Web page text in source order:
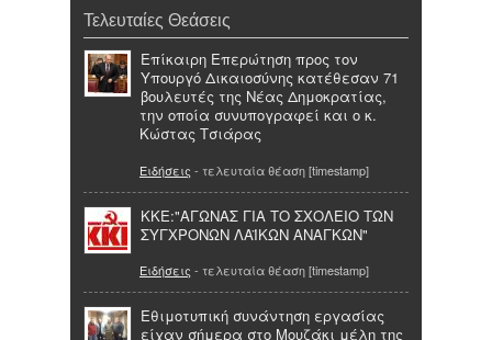
Τελευταίες Θεάσεις
Επίκαιρη Επερώτηση προς τον
Υπουργό Δικαιοσύνης κατέθεσαν 71
βουλευτές της Νέας Δημοκρατίας,
την οποία συνυπογραφεί και ο κ.
Κώστας Τσιάρας
Ειδήσεις - τελευταία θέαση [timestamp]
ΚΚΕ:"ΑΓΩΝΑΣ ΓΙΑ ΤΟ ΣΧΟΛΕΙΟ ΤΩΝ
ΣΥΓΧΡΟΝΩΝ ΛΑΪΚΩΝ ΑΝΑΓΚΩΝ"
Ειδήσεις - τελευταία θέαση [timestamp]
Εθιμοτυπική συνάντηση εργασίας
είχαν σήμερα στο Μουζάκι μέλη της